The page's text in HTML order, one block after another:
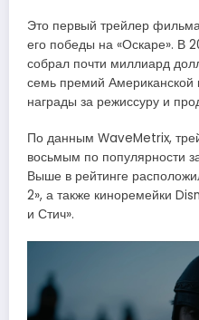
Это первый трейлер
его победы на «Оскаре». В
собрал почти миллиард
семь премий Американской
награды за режиссуру и
По данным WaveMetrix,
восьмым по популярности
Выше в рейтинге
2», а также киноремейки
и Стич».